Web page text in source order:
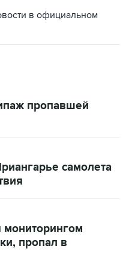
в официальном
пропавшей
самолета
пропал в